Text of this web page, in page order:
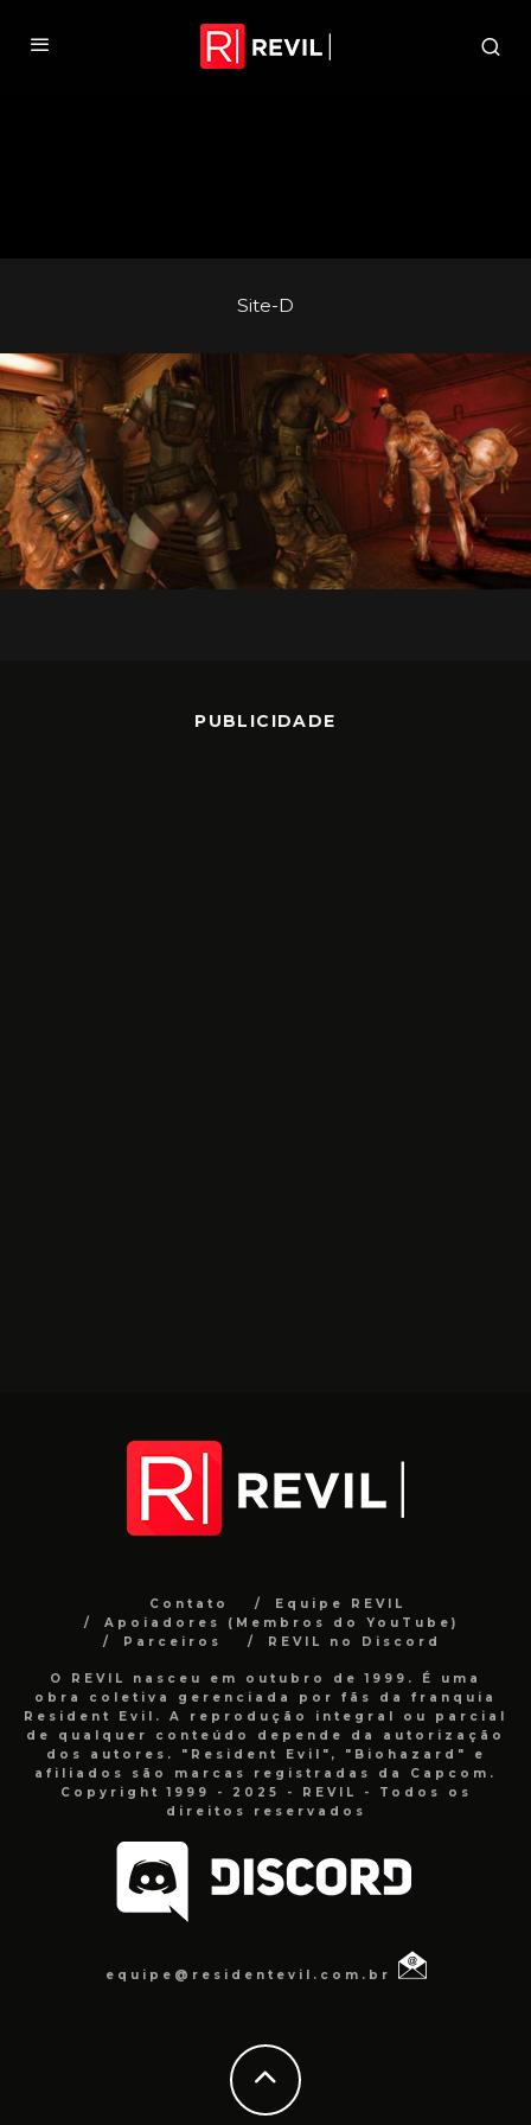
Site-D
PUBLICIDADE
Contato
Equipe REVIL
Apoiadores (Membros do YouTube)
Parceiros
REVIL no Discord
O REVIL nasceu em outubro de 1999. É uma
obra coletiva gerenciada por fãs da franquia
Resident Evil. A reprodução integral ou parcial
de qualquer conteúdo depende da autorização
dos autores. "Resident Evil", "Biohazard" e
afiliados são marcas registradas da Capcom.
Copyright 1999 - 2025 - REVIL - Todos os
direitos reservados
equipe@residentevil.com.br